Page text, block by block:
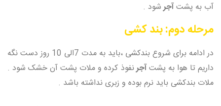
آب به پشتآجرشود .
مرحله دوم: بند کشی
در ادامه برای شروع بندکشی ،باید به مدت 7الی 10 روز دست نگه
داریم تا هوا به پشتآجرنفوذ کرده و ملات پشت آن خشک شود .
ملات بندکشی باید نرم بوده و زبری نداشته باشد .